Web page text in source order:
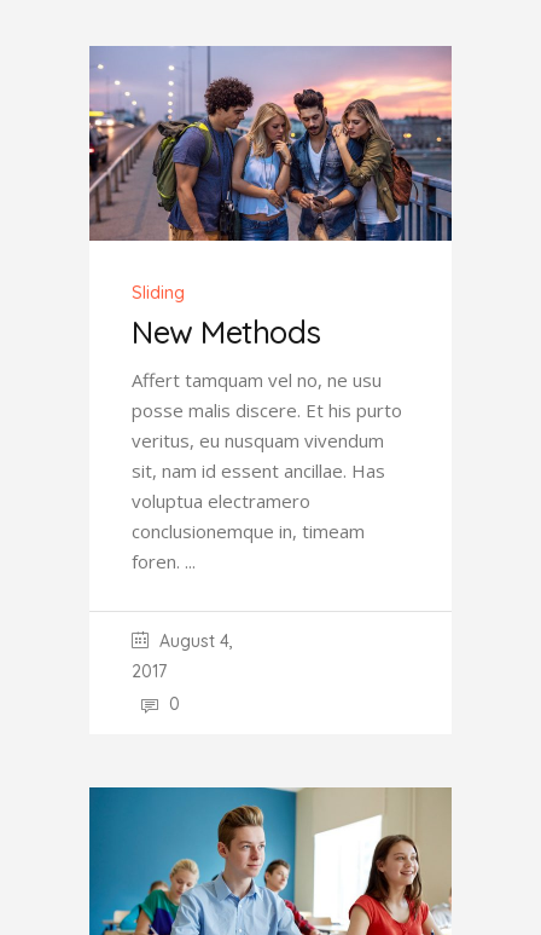
Sliding
New Methods
Affert tamquam vel no, ne usu
posse malis discere. Et his purto
veritus, eu nusquam vivendum
sit, nam id essent ancillae. Has
voluptua electramero
conclusionemque in, timeam
foren.
August 4,
2017
0